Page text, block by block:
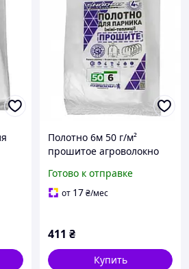
Полотно 6м 50 г/м²
прошитое агроволокно
для накрытия теплиц и
парников shadow
Готово к отправке
от 17₴/мес
411 ₴
Купить